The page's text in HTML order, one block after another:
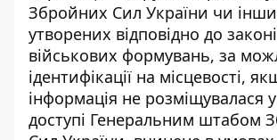
Збройних Сил України чи
утворених відповідно до
військових формувань, за
ідентифікації на місцевості,
інформація не розміщувалася
доступі Генеральним штабом